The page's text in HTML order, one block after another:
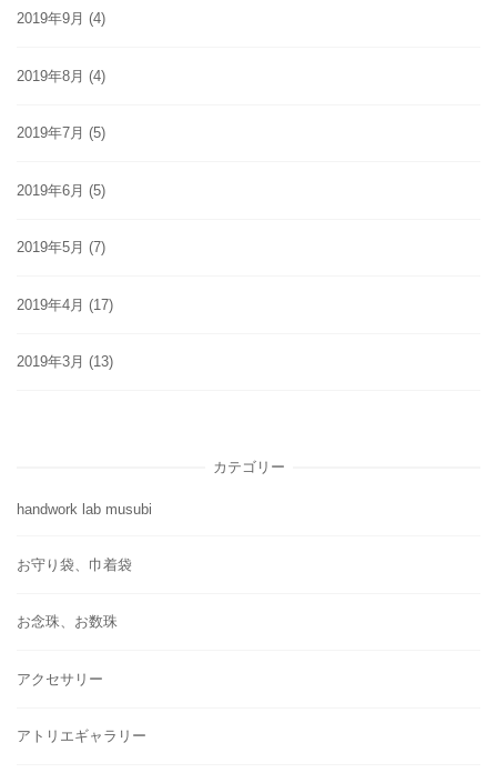
2019年9月 (4)
2019年8月 (4)
2019年7月 (5)
2019年6月 (5)
2019年5月 (7)
2019年4月 (17)
2019年3月 (13)
カテゴリー
handwork lab musubi
お守り袋、巾着袋
お念珠、お数珠
アクセサリー
アトリエギャラリー